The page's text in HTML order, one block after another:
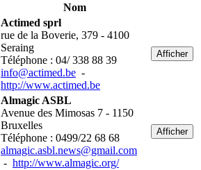
Nom
Actimed sprl
rue de la Boverie, 379 - 4100
Seraing
Téléphone : 04/ 338 88 39
info@actimed.be -
http://www.actimed.be
Afficher
Almagic ASBL
Avenue des Mimosas 7 - 1150
Bruxelles
Téléphone : 0499/22 68 68
almagic.asbl.news@gmail.com
- http://www.almagic.org/
Afficher